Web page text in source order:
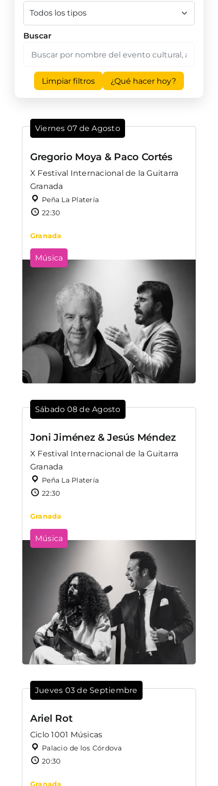
Buscar
Limpiar filtros ¿Qué hacer hoy?
Viernes 07 de Agosto
Gregorio Moya & Paco Cortés
X Festival Internacional de la Guitarra
Granada
Peña La Platería
22:30
Granada
Música
Sábado 08 de Agosto
Joni Jiménez & Jesús Méndez
X Festival Internacional de la Guitarra
Granada
Peña La Platería
22:30
Granada
Música
Jueves 03 de Septiembre
Ariel Rot
Ciclo 1001 Músicas
Palacio de los Córdova
20:30
Granada